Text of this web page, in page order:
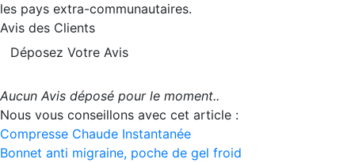
les pays extra-communautaires.
Avis des Clients
Déposez Votre Avis
Aucun Avis déposé pour le moment..
Nous vous conseillons avec cet article :
Compresse Chaude Instantanée
Bonnet anti migraine, poche de gel froid